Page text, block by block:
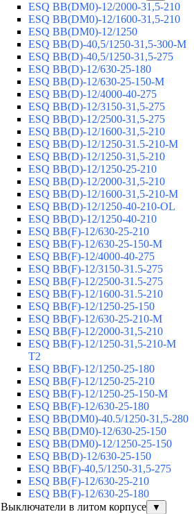
ESQ ВВ(DM0)-12/2000-31,5-210
ESQ ВВ(DM0)-12/1600-31,5-210
ESQ ВВ(DM0)-12/1250
ESQ ВВ(D)-40,5/1250-31,5-300-М
ESQ ВВ(D)-40,5/1250-31,5-275
ESQ ВВ(D)-12/630-25-180
ESQ ВВ(D)-12/630-25-150-М
ESQ ВВ(D)-12/4000-40-275
ESQ ВВ(D)-12/3150-31,5-275
ESQ ВВ(D)-12/2500-31,5-275
ESQ ВВ(D)-12/1600-31,5-210
ESQ ВВ(D)-12/1250-31.5-210-М
ESQ ВВ(D)-12/1250-31,5-210
ESQ ВВ(D)-12/1250-25-210
ESQ BB(D)-12/2000-31,5-210
ESQ BB(D)-12/1600-31,5-210-М
ESQ BB(D)-12/1250-40-210-OL
ESQ BB(D)-12/1250-40-210
ESQ ВВ(F)-12/630-25-210
ESQ ВВ(F)-12/630-25-150-М
ESQ ВВ(F)-12/4000-40-275
ESQ ВВ(F)-12/3150-31.5-275
ESQ ВВ(F)-12/2500-31.5-275
ESQ ВВ(F)-12/1600-31.5-210
ESQ ВВ(F)-12/1250-25-150
ESQ BB(F)-12/630-25-210-М
ESQ BB(F)-12/2000-31,5-210
ESQ BB(F)-12/1250-31,5-210-М
T2
ESQ BB(F)-12/1250-25-180
ESQ ВВ(F)-12/1250-25-210
ESQ ВВ(F)-12/1250-25-150-М
ESQ BB(F)-12/630-25-180
ESQ ВВ(DM0)-40.5/1250-31,5-280
ESQ ВВ(DM0)-12/630-25-150
ESQ ВВ(DM0)-12/1250-25-150
ESQ BB(D)-12/630-25-150
ESQ ВВ(F)-40,5/1250-31,5-275
ESQ ВВ(F)-12/630-25-210
ESQ ВВ(F)-12/630-25-180
Выключатели в литом корпусе
▼